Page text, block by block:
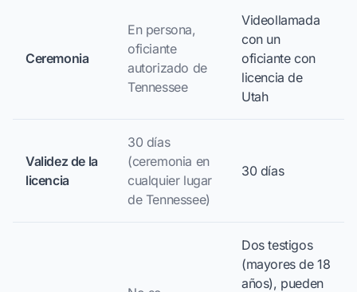
Ceremonia
En persona,
oficiante
autorizado de
Tennessee
Videollamada
con un
oficiante con
licencia de
Utah
Validez de la
licencia
30 días
(ceremonia en
cualquier lugar
de Tennessee)
30 días
Dos testigos
(mayores de 18
años), pueden